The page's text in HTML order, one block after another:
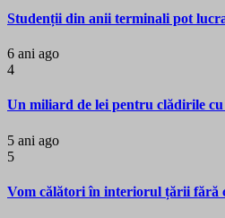
Studenții din anii terminali pot
6 ani ago
4
Un miliard de lei pentru clădirile cu
5 ani ago
5
Vom călători în interiorul țării fără